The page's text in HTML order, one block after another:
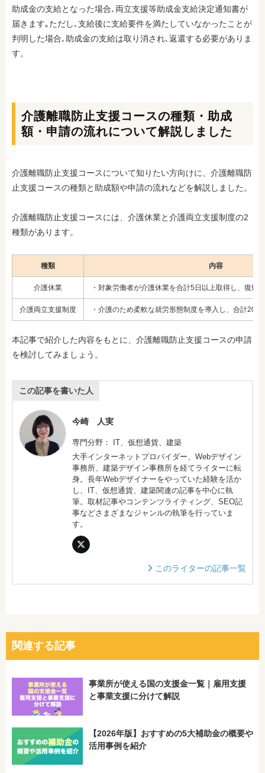
助成金の支給となった場合､両立支援等助成金支給決定通知書が
届きます｡ただし､支給後に支給要件を満たしていなかったことが
判明した場合､助成金の支給は取り消され､返還する必要がありま
す。
介護離職防止支援コースの種類・助成
額・申請の流れについて解説しました
介護離職防止支援コースについて知りたい方向けに、介護離職防
止支援コースの種類と助成額や申請の流れなどを解説しました。
介護離職防止支援コースには、介護休業と介護両立支援制度の2
種類があります。
種類 内容
介護休業 ・対象労働者が介護休業を合計5日以上取得し、復帰
介護両立支援制度 ・介護のため柔軟な就労形態制度を導入し、合計20
本記事で紹介した内容をもとに、介護離職防止支援コースの申請
を検討してみましょう。
この記事を書いた人
今崎 人実
専門分野： IT、仮想通貨、建築
大手インターネットプロバイダー、Webデザイン
事務所、建築デザイン事務所を経てライターに転
身。長年Webデザイナーをやっていた経験を活か
し、IT、仮想通貨、建築関連の記事を中心に執
筆。取材記事やコンテンツライティング、SEO記
事などさまざまなジャンルの執筆を行っていま
す。
このライターの記事一覧
関連する記事
事業所が使える国の支援金一覧｜雇用支援
と事業支援に分けて解説
【2026年版】おすすめの5大補助金の概要や
活用事例を紹介